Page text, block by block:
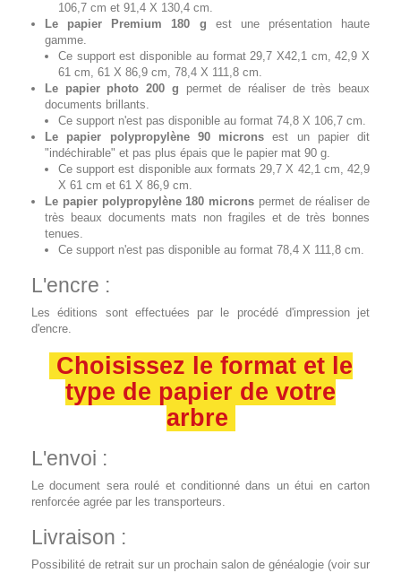
106,7 cm et 91,4 X 130,4 cm.
Le papier Premium 180 g est une présentation haute
gamme.
Ce support est disponible au format 29,7 X42,1 cm, 42,9 X
61 cm, 61 X 86,9 cm, 78,4 X 111,8 cm.
Le papier photo 200 g permet de réaliser de très beaux
documents brillants.
Ce support n'est pas disponible au format 74,8 X 106,7 cm.
Le papier polypropylène 90 microns est un papier dit
"indéchirable" et pas plus épais que le papier mat 90 g.
Ce support est disponible aux formats 29,7 X 42,1 cm, 42,9
X 61 cm et 61 X 86,9 cm.
Le papier polypropylène 180 microns permet de réaliser de
très beaux documents mats non fragiles et de très bonnes
tenues.
Ce support n'est pas disponible au format 78,4 X 111,8 cm.
L'encre :
Les éditions sont effectuées par le procédé d'impression jet
d'encre.
Choisissez le format et le
type de papier de votre
arbre
L'envoi :
Le document sera roulé et conditionné dans un étui en carton
renforcée agrée par les transporteurs.
Livraison :
Possibilité de retrait sur un prochain salon de généalogie (voir sur